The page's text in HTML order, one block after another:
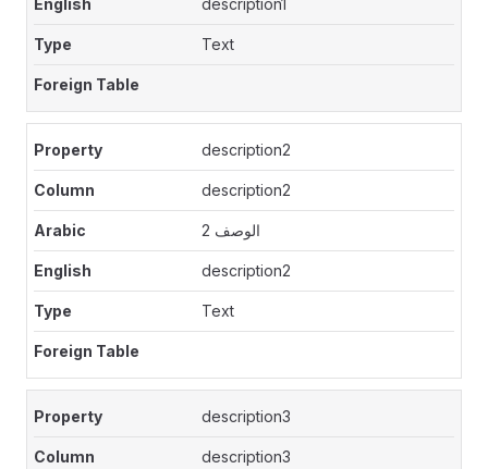
description1
Text
description2
description2
الوصف 2
description2
Text
description3
description3